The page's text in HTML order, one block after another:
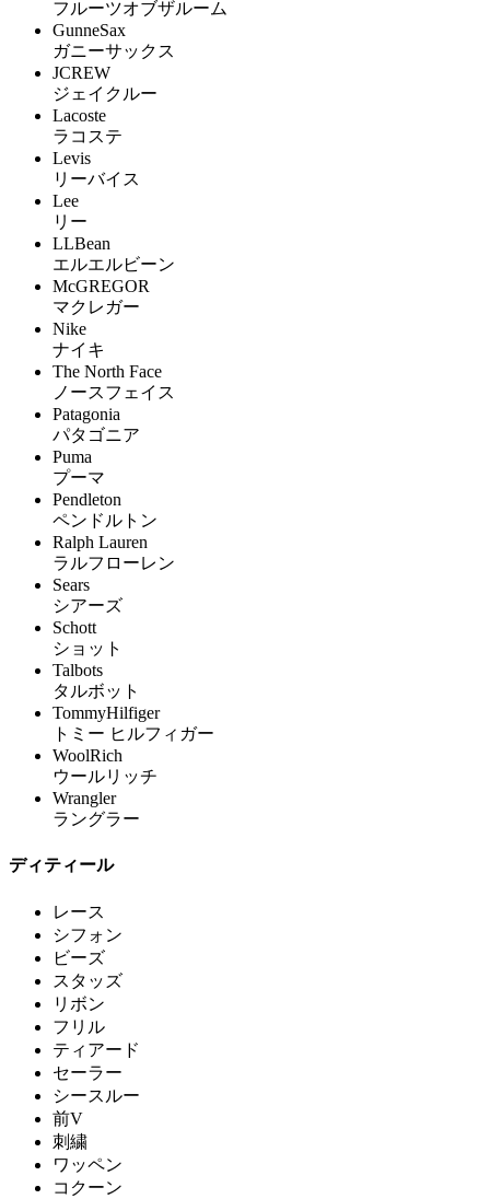
フルーツオブザルーム
GunneSax
ガニーサックス
JCREW
ジェイクルー
Lacoste
ラコステ
Levis
リーバイス
Lee
リー
LLBean
エルエルビーン
McGREGOR
マクレガー
Nike
ナイキ
The North Face
ノースフェイス
Patagonia
パタゴニア
Puma
プーマ
Pendleton
ペンドルトン
Ralph Lauren
ラルフローレン
Sears
シアーズ
Schott
ショット
Talbots
タルボット
TommyHilfiger
トミー ヒルフィガー
WoolRich
ウールリッチ
Wrangler
ラングラー
ディティール
レース
シフォン
ビーズ
スタッズ
リボン
フリル
ティアード
セーラー
シースルー
前V
刺繍
ワッペン
コクーン